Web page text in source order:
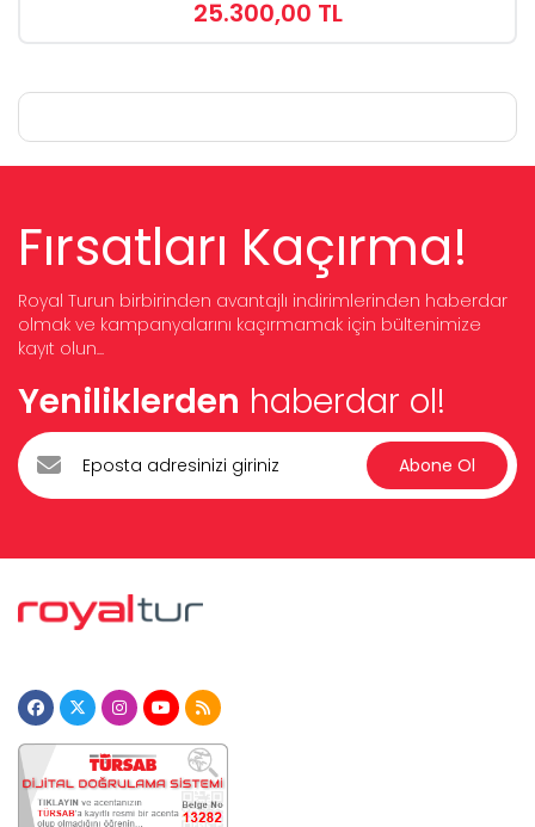
25.300,00 TL
Fırsatları Kaçırma!
Royal Turun birbirinden avantajlı indirimlerinden haberdar
olmak ve kampanyalarını kaçırmamak için bültenimize
kayıt olun...
Yeniliklerden haberdar ol!
Abone Ol